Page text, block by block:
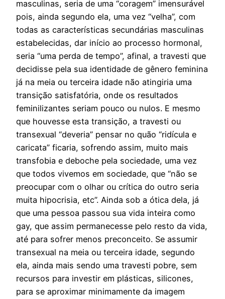
masculinas, seria de uma “coragem” imensurável
pois, ainda segundo ela, uma vez “velha”, com
todas as características secundárias masculinas
estabelecidas, dar início ao processo hormonal,
seria “uma perda de tempo”, afinal, a travesti que
decidisse pela sua identidade de gênero feminina
já na meia ou terceira idade não atingiria uma
transição satisfatória, onde os resultados
feminilizantes seriam pouco ou nulos. E mesmo
que houvesse esta transição, a travesti ou
transexual “deveria” pensar no quão “ridícula e
caricata” ficaria, sofrendo assim, muito mais
transfobia e deboche pela sociedade, uma vez
que todos vivemos em sociedade, que “não se
preocupar com o olhar ou crítica do outro seria
muita hipocrisia, etc”. Ainda sob a ótica dela, já
que uma pessoa passou sua vida inteira como
gay, que assim permanecesse pelo resto da vida,
até para sofrer menos preconceito. Se assumir
transexual na meia ou terceira idade, segundo
ela, ainda mais sendo uma travesti pobre, sem
recursos para investir em plásticas, silicones,
para se aproximar minimamente da imagem